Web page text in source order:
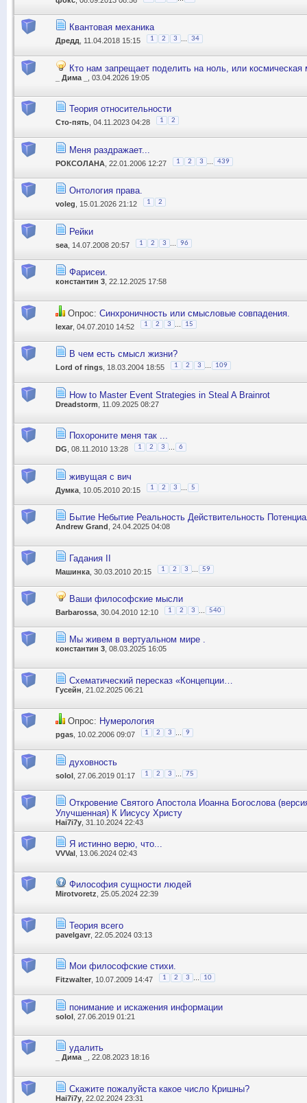
Квантовая механика
Дредд , 11.04.2018 15:15 1 2 3 34
Кто нам запрещает поделить на ноль, или космическая
_ Дима _ , 03.04.2026 19:05
Теория относительности
Сто-пять , 04.11.2023 04:28 1 2
Меня раздражает...
РОКСОЛАНА , 22.01.2006 12:27 1 2 3 439
Онтология права.
voleg , 15.01.2026 21:12 1 2
Рейки
sea , 14.07.2008 20:57 1 2 3 96
Фарисеи.
константин 3 , 22.12.2025 17:58
Опрос: Синхроничность или смысловые совпадения.
lexar , 04.07.2010 14:52 1 2 3 ... 15
В чем есть смысл жизни?
Lord of rings , 18.03.2004 18:55 1 2 3 109
How to Master Event Strategies in Steal A Brainrot
Dreadstorm , 11.09.2025 08:27
Похороните меня так ...
DG , 08.11.2010 13:28 1 2 3 6
живущая с вич
Думка , 10.05.2010 20:15 1 2 3 5
Бытие Небытие Реальность Действительность
Andrew Grand , 24.04.2025 04:08
Гадания II
Машинка , 30.03.2010 20:15 1 2 3 59
Ваши философские мысли
Barbarossa , 30.04.2010 12:10 1 2 3 540
Мы живем в вертуальном мире .
константин 3, 08.03.2025 16:05
Схематический пересказ «Концепции…
Гусейн , 21.02.2025 06:21
Опрос: Нумерология
pgas , 10.02.2006 09:07 1 2 3 9
духовность
solol , 27.06.2019 01:17 1 2 3 75
Откровение Святого Апостола Иоанна Богослова
Улучшенная) К Иисусу Христу
Hai7i7y , 31.10.2024 22:43
Я истинно верю, что...
VVVal , 13.06.2024 02:43
Философия сущности людей
Mirotvoretz , 25.05.2024 22:39
Теория всего
pavelgavr , 22.05.2024 03:13
Мои философские стихи.
Fitzwalter , 10.07.2009 14:47 1 2 3 10
понимание и искажения информации
solol , 27.06.2019 01:21
удалить
_ Дима _ , 22.08.2023 18:16
Скажите пожалуйста какое число Кришны?
Hai7i7y , 22.02.2024 23:31